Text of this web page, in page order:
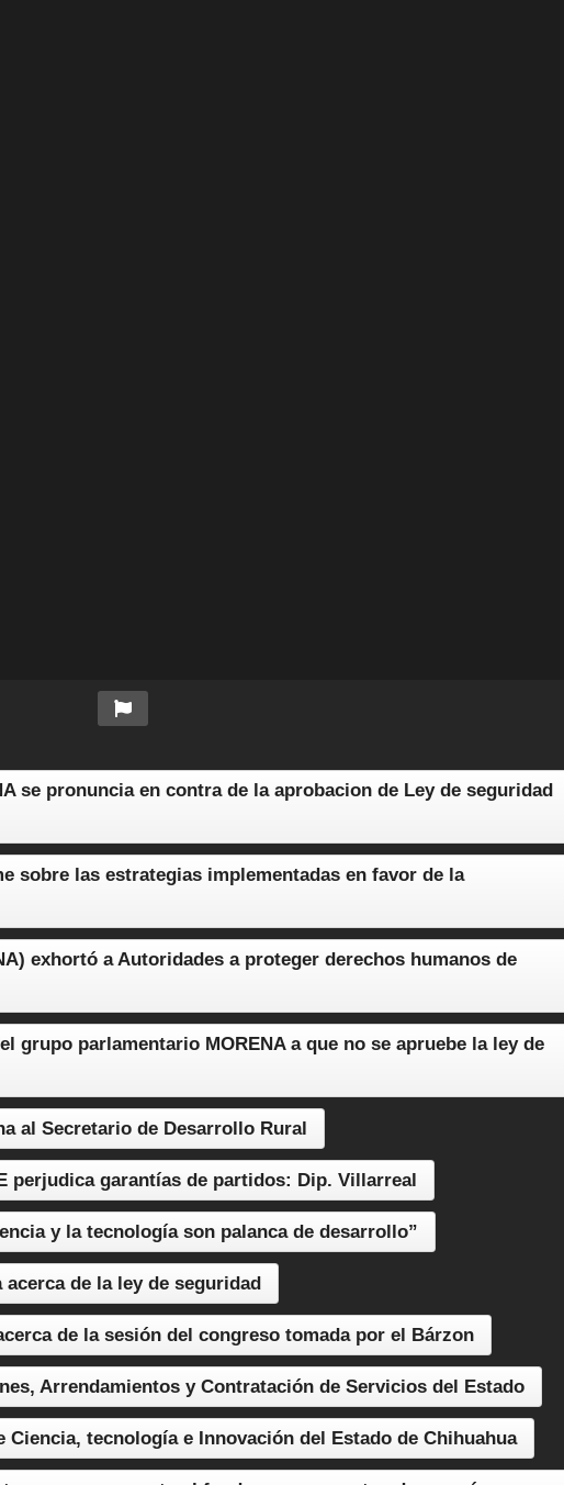
se pronuncia en contra de la aprobacion de Ley de seguridad
sobre las estrategias implementadas en favor de la
exhortó a Autoridades a proteger derechos humanos de
grupo parlamentario MORENA a que no se apruebe la ley de
al Secretario de Desarrollo Rural
perjudica garantías de partidos: Dip. Villarreal
y la tecnología son palanca de desarrollo”
de la ley de seguridad
de la sesión del congreso tomada por el Bárzon
Arrendamientos y Contratación de Servicios del Estado
Ciencia, tecnología e Innovación del Estado de Chihuahua